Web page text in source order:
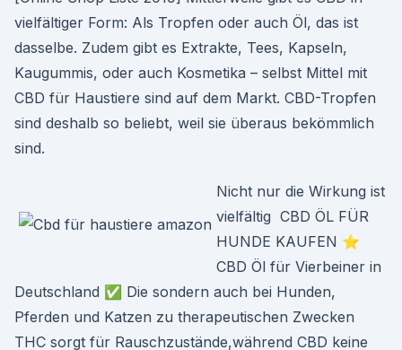
vielfältiger Form: Als Tropfen oder auch Öl, das ist
dasselbe. Zudem gibt es Extrakte, Tees, Kapseln,
Kaugummis, oder auch Kosmetika – selbst Mittel mit
CBD für Haustiere sind auf dem Markt. CBD-Tropfen
sind deshalb so beliebt, weil sie überaus bekömmlich
sind.
Nicht nur die Wirkung ist
vielfältig CBD ÖL FÜR
HUNDE KAUFEN ⭐
CBD Öl für Vierbeiner in
Deutschland ✅ Die sondern auch bei Hunden,
Pferden und Katzen zu therapeutischen Zwecken
THC sorgt für Rauschzustände,während CBD keine